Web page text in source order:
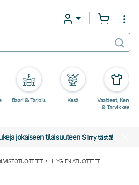
Baari & Tarjoilu Kesä
Vaatteet, Kengät
& Tarvikkeet
jokaiseen tilaisuuteenSiirry tästä!
HYGIENIATUOTTEET